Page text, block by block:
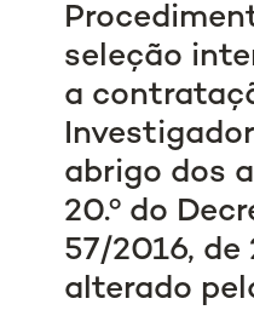
seleção
a
abrigo dos
20.º do
57/2016, de
alterado